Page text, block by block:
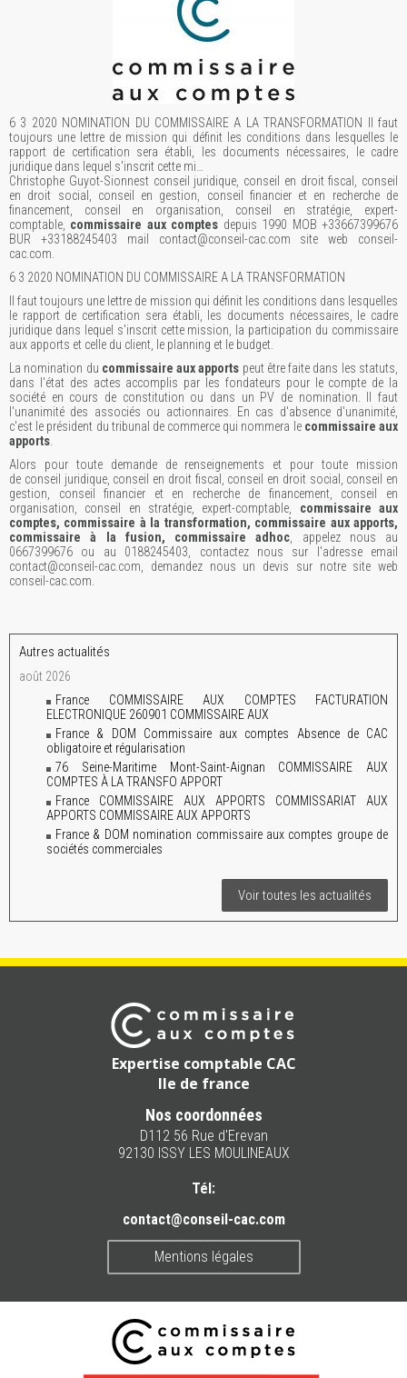
6 3 2020 NOMINATION DU COMMISSAIRE A LA TRANSFORMATION Il faut
toujours une lettre de mission qui définit les conditions dans lesquelles le
rapport de certification sera établi, les documents nécessaires, le cadre
juridique dans lequel s'inscrit cette mi…
Christophe Guyot-Sionnest conseil juridique, conseil en droit fiscal, conseil
en droit social, conseil en gestion, conseil financier et en recherche de
financement, conseil en organisation, conseil en stratégie, expert-
comptable, commissaire aux comptes depuis 1990 MOB +33667399676
BUR +33188245403 mail contact@conseil-cac.com site web conseil-
cac.com.
6 3 2020 NOMINATION DU COMMISSAIRE A LA TRANSFORMATION
Il faut toujours une lettre de mission qui définit les conditions dans lesquelles
le rapport de certification sera établi, les documents nécessaires, le cadre
juridique dans lequel s'inscrit cette mission, la participation du commissaire
aux apports et celle du client, le planning et le budget.
La nomination du commissaire aux apports peut être faite dans les statuts,
dans l'état des actes accomplis par les fondateurs pour le compte de la
société en cours de constitution ou dans un PV de nomination. Il faut
l'unanimité des associés ou actionnaires. En cas d'absence d'unanimité,
c'est le président du tribunal de commerce qui nommera le commissaire aux
apports
Alors pour toute demande de renseignements et pour toute mission
de conseil juridique, conseil en droit fiscal, conseil en droit social, conseil en
gestion, conseil financier et en recherche de financement, conseil en
organisation, conseil en stratégie, expert-comptable, commissaire aux
comptes, commissaire à la transformation, commissaire aux apports,
commissaire à la fusion, commissaire adhoc , appelez nous au
0667399676 ou au 0188245403, contactez nous sur l'adresse email
contact@conseil-cac.com, demandez nous un devis sur notre site web
conseil-cac.com.
Autres actualités
août 2026
France COMMISSAIRE AUX COMPTES FACTURATION
ELECTRONIQUE 260901 COMMISSAIRE AUX
France & DOM Commissaire aux comptes Absence de CAC
obligatoire et régularisation
76 Seine-Maritime Mont-Saint-Aignan COMMISSAIRE AUX
COMPTES À LA TRANSFO APPORT
France COMMISSAIRE AUX APPORTS COMMISSARIAT AUX
APPORTS COMMISSAIRE AUX APPORTS
France & DOM nomination commissaire aux comptes groupe de
sociétés commerciales
Voir toutes les actualités
Expertise comptable CAC
Ile de france
Nos coordonnées
D112 56 Rue d'Erevan
92130 ISSY LES MOULINEAUX
Tél:
contact@conseil-cac.com
Mentions légales